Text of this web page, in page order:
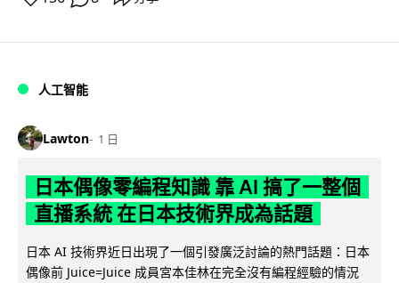
人工智能
Lawton 1 日
日本偶像零編程知識 靠 AI 搞了一整個
直播系統 在日本技術界成為話題
日本 AI 技術界近日出現了一個引發廣泛討論的熱門話題：日本
偶像前 Juice=Juice 成員宮本佳林在完全沒有編程經驗的情況